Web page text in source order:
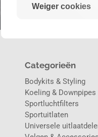
Categorieën
Bodykits & Styling
Koeling & Downpipes
Sportluchtfilters
Sportuitlaten
Universele
Weiger cookies